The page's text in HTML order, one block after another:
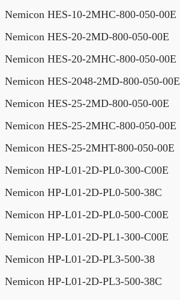
Nemicon HES-10-2MHC-800-050-00E
Nemicon HES-20-2MD-800-050-00E
Nemicon HES-20-2MHC-800-050-00E
Nemicon HES-2048-2MD-800-050-00E
Nemicon HES-25-2MD-800-050-00E
Nemicon HES-25-2MHC-800-050-00E
Nemicon HES-25-2MHT-800-050-00E
Nemicon HP-L01-2D-PL0-300-C00E
Nemicon HP-L01-2D-PL0-500-38C
Nemicon HP-L01-2D-PL0-500-C00E
Nemicon HP-L01-2D-PL1-300-C00E
Nemicon HP-L01-2D-PL3-500-38
Nemicon HP-L01-2D-PL3-500-38C